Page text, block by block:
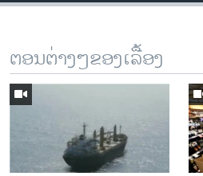
ຕອນຕ່າງໆຂອງເລື້ອງ